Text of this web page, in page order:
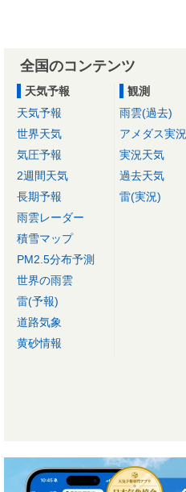
全国のコンテンツ
天気予報
天気予報
世界天気
気圧予報
2週間天気
長期予報
雨雲レーダー
積雪マップ
PM2.5分布予測
世界の雨雲
雷(予報)
道路気象
黄砂情報
観測
雨雲(過去)
アメダス実況
実況天気
過去天気
雷(実況)